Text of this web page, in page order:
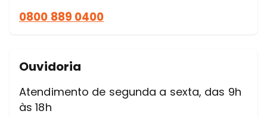
0800 889 0400
Ouvidoria
Atendimento de segunda a sexta, das 9h
às 18h